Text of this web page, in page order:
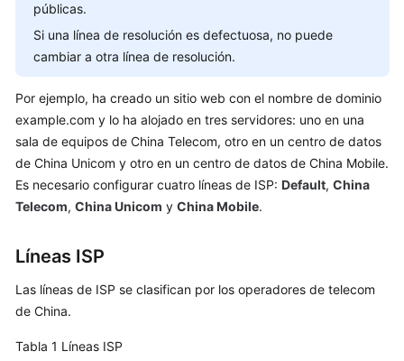
Conjuntos
de
registros
Registros
de
de
líneas
ISP
públicas.
Si una línea de resolución es defectuosa, no puede
cambiar a otra línea de resolución.
Por ejemplo, ha creado un sitio web con el nombre de dominio
example.com y lo ha alojado en tres servidores: uno en una
sala de equipos de China Telecom, otro en un centro de datos
de China Unicom y otro en un centro de datos de China Mobile.
Es necesario configurar cuatro líneas de ISP: Default, China
Telecom, China Unicom y China Mobile.
Líneas ISP
Las líneas de ISP se clasifican por los operadores de telecom
de China.
Tabla 1 Líneas ISP